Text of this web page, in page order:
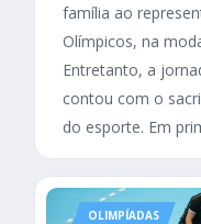
família ao
Olímpicos, na
Entretanto, a
contou com o
do esporte. Em
OLIMPÍADAS